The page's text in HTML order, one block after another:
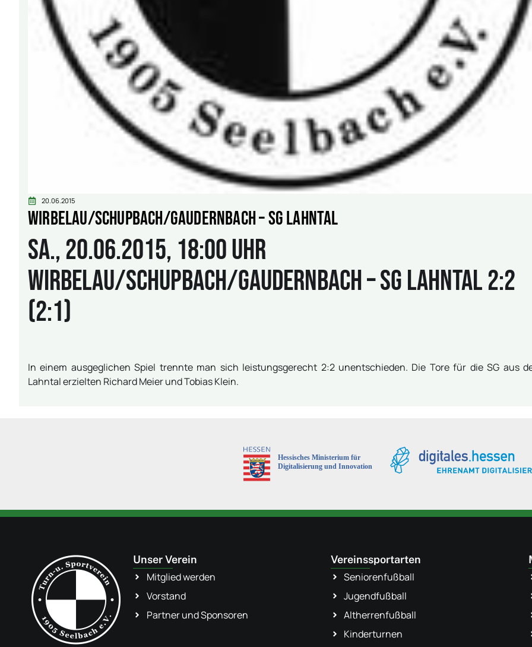
20.06.2015
Wirbelau/Schupbach/Gaudernbach – SG Lahntal
Sa., 20.06.2015, 18:00 Uhr
Wirbelau/Schupbach/Gaudernbach – SG Lahntal 2:2
(2:1)
In einem ausgeglichen Spiel trennte man sich leistungsgerecht 2:2 unentschieden. Die Tore für die SG aus
Lahntal erzielten Richard Meier und Tobias Klein.
Unser Verein
Mitglied werden
Vorstand
Partner und Sponsoren
Vereinssportarten
Seniorenfußball
Jugendfußball
Altherrenfußball
Kinderturnen